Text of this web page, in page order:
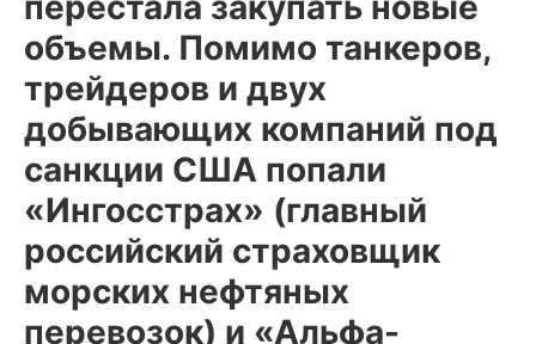
объемы. Помимо танкеров,
трейдеров и двух
добывающих компаний под
санкции США попали
«Ингосстрах» (главный
российский страховщик
морских нефтяных
перевозок) и «Альфа-